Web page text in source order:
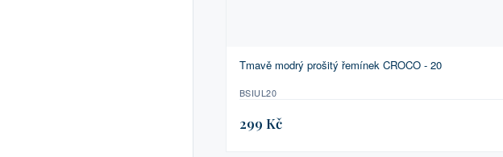
Tmavě modrý prošitý řemínek CROCO - 20
BSIUL20
299 Kč